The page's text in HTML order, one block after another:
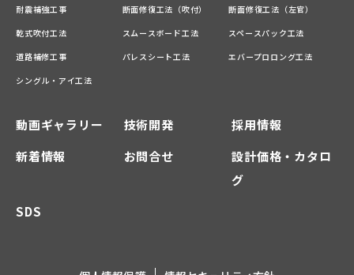
耐震補強工事 断面修復工法（吹付）
断面修復工法（左官）
乾式吹付工法
スムースボード工法
スペースパック工法
道路補修工事
パレスシート工法
エバープロロング工法
シングル・アイ工法
動画ギャラリー 技術開発
採用情報
新着情報
お問合せ
設計価格・カタロ
グ
SDS